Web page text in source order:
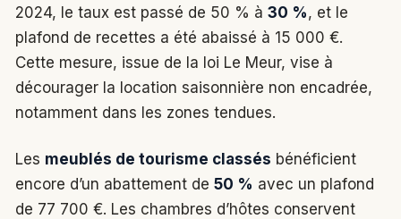
2024, le taux est passé de 50 % à 30 %, et le
plafond de recettes a été abaissé à 15 000 €.
Cette mesure, issue de la loi Le Meur, vise à
décourager la location saisonnière non encadrée,
notamment dans les zones tendues.
Les meublés de tourisme classés bénéficient
encore d’un abattement de 50 % avec un plafond
de 77 700 €. Les chambres d’hôtes conservent